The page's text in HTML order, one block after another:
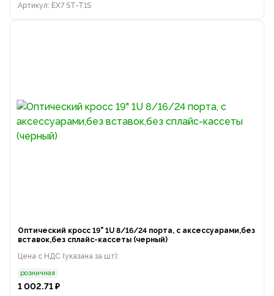
Артикул: EX7 ST-T1S
Оптический кросс 19" 1U 8/16/24 порта, с аксессуарами,без
вставок,без сплайс-кассеты (черный)
Цена с НДС (указана за шт):
розничная
1 002.71 ₽